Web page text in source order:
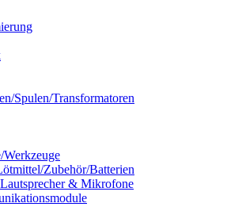
Spulen/Transformatoren
Werkzeuge
Zubehör/Batterien
& Mikrofone